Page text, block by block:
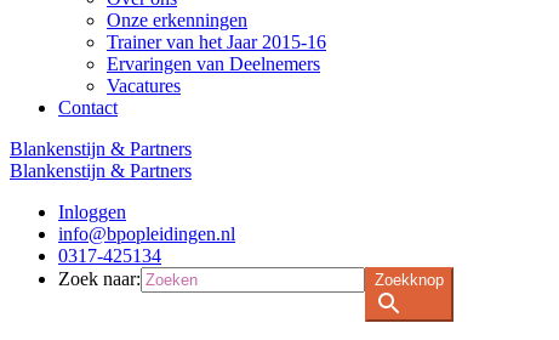
Onze erkenningen
Trainer van het Jaar 2015-16
Ervaringen van Deelnemers
Vacatures
Contact
Blankenstijn & Partners
Blankenstijn & Partners
Inloggen
info@bpopleidingen.nl
0317-425134
Zoek naar:
Zoekknop